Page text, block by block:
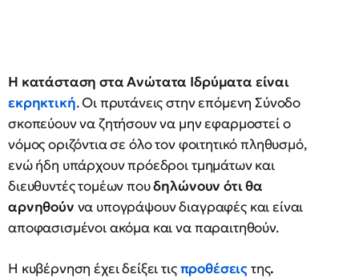
Η κατάσταση στα Ανώτατα Ιδρύματα είναι
εκρηκτική. Οι πρυτάνεις στην επόμενη Σύνοδο
σκοπεύουν να ζητήσουν να μην εφαρμοστεί ο
νόμος οριζόντια σε όλο τον φοιτητικό πληθυσμό,
ενώ ήδη υπάρχουν πρόεδροι τμημάτων και
διευθυντές τομέων πουδηλώνουν ότι θα
αρνηθούν να υπογράψουν διαγραφές και είναι
αποφασισμένοι ακόμα και να παραιτηθούν.
Η κυβέρνηση έχει δείξει τιςπροθέσειςτης.